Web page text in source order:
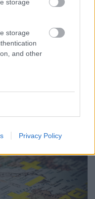
storage
storage
and other
Privacy Policy
mozgalma a 90-es
európai projekttel.
a közös Európa
Kihívásaink
Nincs politikai
fenyeget